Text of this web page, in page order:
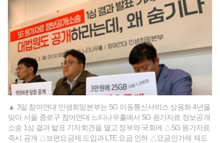
▲ 3일 참여연대 민생희망본부는 5G 이동통신서비스 상용화 4년을
맞아 서울 종로구 참여연대 느티나무홀에서 5G 원가자료 정보공개
소송 1심 결과 발표 기자회견을 열고 정부와 국회에 △5G 원가자료
즉시 공개 △보편요금제 도입과 LTE 요금 인하 △요금인가제 재도